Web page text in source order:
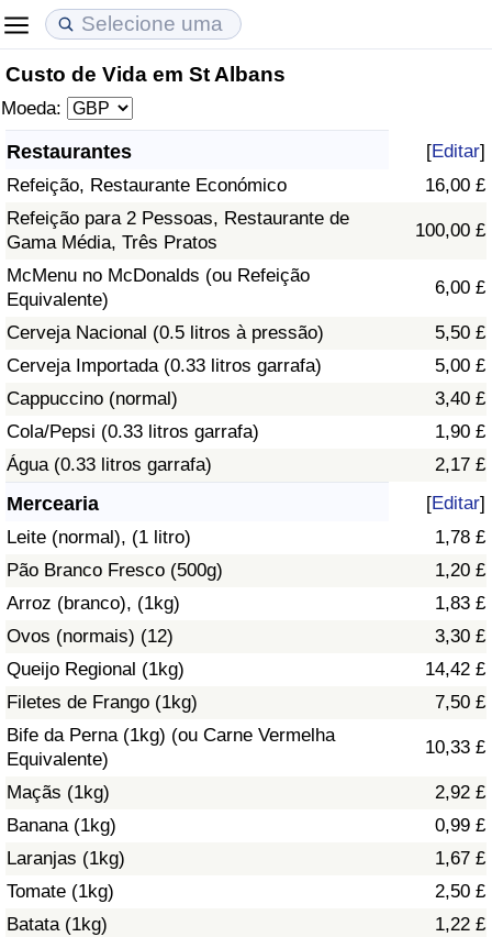
Custo de Vida em St Albans
Moeda:
Restaurantes [Editar]
Refeição, Restaurante Económico
16,00 £
Refeição para 2 Pessoas, Restaurante de
Gama Média, Três Pratos
100,00 £
McMenu no McDonalds (ou Refeição
Equivalente)
6,00 £
Cerveja Nacional (0.5 litros à pressão)
5,50 £
Cerveja Importada (0.33 litros garrafa)
5,00 £
Cappuccino (normal)
3,40 £
Cola/Pepsi (0.33 litros garrafa)
1,90 £
Água (0.33 litros garrafa)
2,17 £
Mercearia [Editar]
Leite (normal), (1 litro)
1,78 £
Pão Branco Fresco (500g)
1,20 £
Arroz (branco), (1kg)
1,83 £
Ovos (normais) (12)
3,30 £
Queijo Regional (1kg)
14,42 £
Filetes de Frango (1kg)
7,50 £
Bife da Perna (1kg) (ou Carne Vermelha
Equivalente)
10,33 £
Maçãs (1kg)
2,92 £
Banana (1kg)
0,99 £
Laranjas (1kg)
1,67 £
Tomate (1kg)
2,50 £
Batata (1kg)
1,22 £
Custo de Vida
Indicador de Custo de Vida
Indicador de Custo de Vida Por País
em Aqaba
Preços de Imóveis
Indicador de Preços de Imóveis
Indicador de Preços de Imóveis por País
Qualidade de Vida
Indicador de Qualidade de Vida (Atual)
Índice de qualidade de vida por país
Crime
Taxa do Indicador de Crime (Atual)
Indicador de Crime
Índice de criminalidade por país
Saúde
Indicador de Saúde (Atual)
Indicador de Saúde
Indicador de Saúde por País
Poluição
Índice de poluição
Indicador de Poluição por País